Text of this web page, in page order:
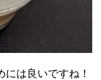
は良いですね！